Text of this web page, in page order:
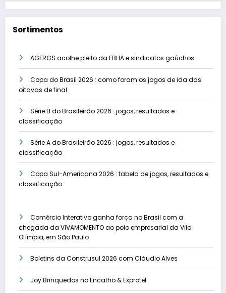
Sortimentos
AGERGS acolhe pleito da FBHA e sindicatos gaúchos
Copa do Brasil 2026 : como foram os jogos de ida das
oitavas de final
Série B do Brasileirão 2026 : jogos, resultados e
classificação
Série A do Brasileirão 2026 : jogos, resultados e
classificação
Copa Sul-Americana 2026 : tabela de jogos, resultados e
classificação
Comércio Interativo ganha força no Brasil com a
chegada da VIVAMOMENTO ao polo empresarial da Vila
Olímpia, em São Paulo
Boletins da Construsul 2026 com Cláudio Alves
Joy Brinquedos no Encatho & Exprotel